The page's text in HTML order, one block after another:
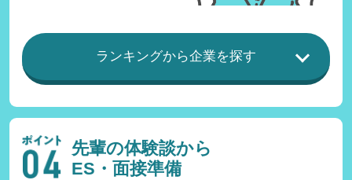
ランキングから企業を探す
先輩の体験談から
ES・面接準備